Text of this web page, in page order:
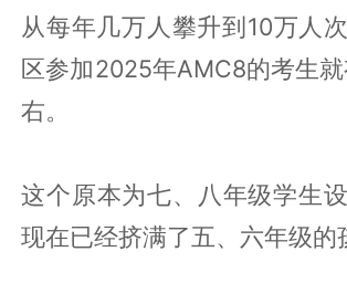
从每年几万人攀升到10万人
区参加2025年AMC8的考生
右。
这个原本为七、八年级学生
现在已经挤满了五、六年级的